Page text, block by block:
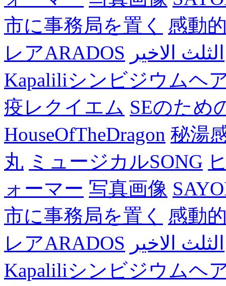
市に事務局を置く
感動
レアARADOS الثلث الاخير
Kapaliliシンビジウムヘ
疫レクイエム SEのため
HouseOfTheDragon 秘湯
丸 ミュージカルSONG
ォーマー 写真画像
市に事務局を置く
感動
レアARADOS الثلث الاخير
Kapaliliシンビジウムヘ